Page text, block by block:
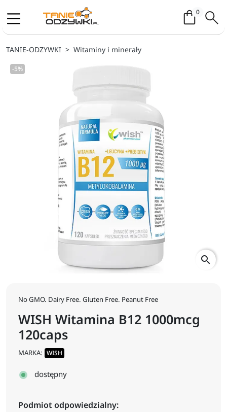
0Koszyk /
TANIE-ODZYWKI Witaminy i minerały
-5%
search
No GMO. Dairy Free. Gluten Free. Peanut Free
WISH Witamina B12 1000mcg
120caps
MARKA: WISH
dostępny
Podmiot odpowiedzialny: